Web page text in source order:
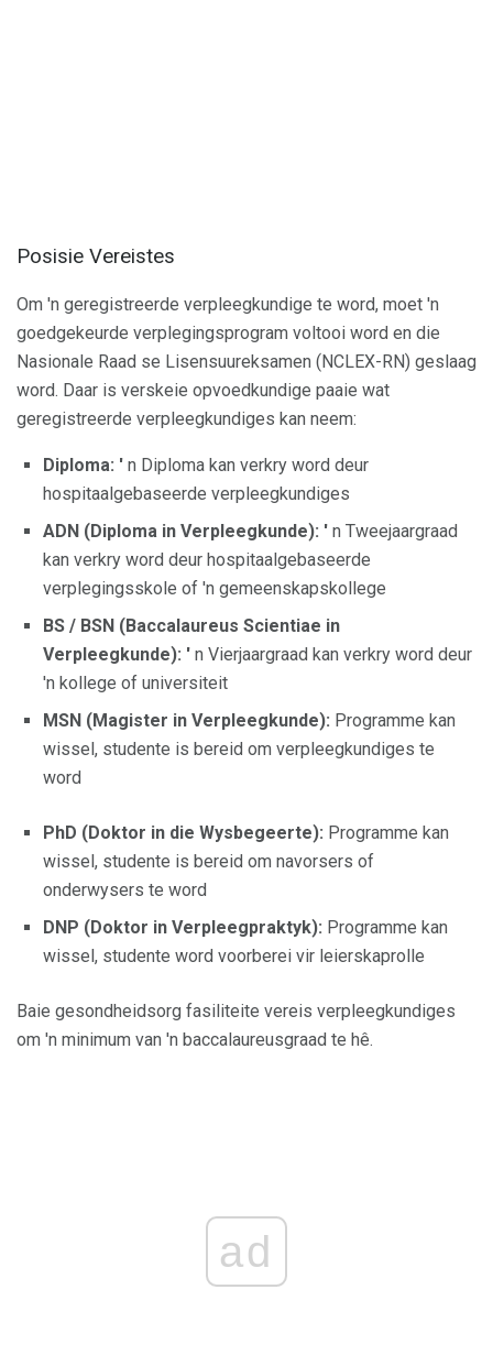
Posisie Vereistes
Om 'n geregistreerde verpleegkundige te word, moet 'n
goedgekeurde verplegingsprogram voltooi word en die
Nasionale Raad se Lisensuureksamen (NCLEX-RN) geslaag
word. Daar is verskeie opvoedkundige paaie wat
geregistreerde verpleegkundiges kan neem:
Diploma: ' n Diploma kan verkry word deur
hospitaalgebaseerde verpleegkundiges
ADN (Diploma in Verpleegkunde): ' n Tweejaargraad
kan verkry word deur hospitaalgebaseerde
verplegingsskole of 'n gemeenskapskollege
BS / BSN (Baccalaureus Scientiae in
Verpleegkunde): ' n Vierjaargraad kan verkry word deur
'n kollege of universiteit
MSN (Magister in Verpleegkunde): Programme kan
wissel, studente is bereid om verpleegkundiges te
word
PhD (Doktor in die Wysbegeerte): Programme kan
wissel, studente is bereid om navorsers of
onderwysers te word
DNP (Doktor in Verpleegpraktyk): Programme kan
wissel, studente word voorberei vir leierskaprolle
Baie gesondheidsorg fasiliteite vereis verpleegkundiges
om 'n minimum van 'n baccalaureusgraad te hê.
ad